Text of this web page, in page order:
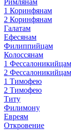
1 Коринфянам
2 Коринфянам
Галатам
Ефесянам
Филиппийцам
Колоссянам
1 Фессалоникийцам
2 Фессалоникийцам
1 Тимофею
2 Тимофею
Титу
Филимону
Евреям
Откровение